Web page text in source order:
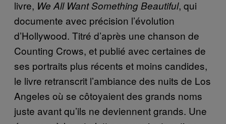
livre, We All Want Something Beautiful, qui
documente avec précision l’évolution
d’Hollywood. Titré d’après une chanson de
Counting Crows, et publié avec certaines de
ses portraits plus récents et moins candides,
le livre retranscrit l’ambiance des nuits de Los
Angeles où se côtoyaient des grands noms
juste avant qu’ils ne deviennent grands. Une